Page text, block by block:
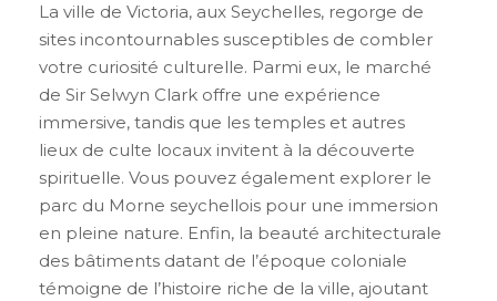
La ville de Victoria, aux Seychelles, regorge de
sites incontournables susceptibles de combler
votre curiosité culturelle. Parmi eux, le marché
de Sir Selwyn Clark offre une expérience
immersive, tandis que les temples et autres
lieux de culte locaux invitent à la découverte
spirituelle. Vous pouvez également explorer le
parc du Morne seychellois pour une immersion
en pleine nature. Enfin, la beauté architecturale
des bâtiments datant de l’époque coloniale
témoigne de l’histoire riche de la ville, ajoutant